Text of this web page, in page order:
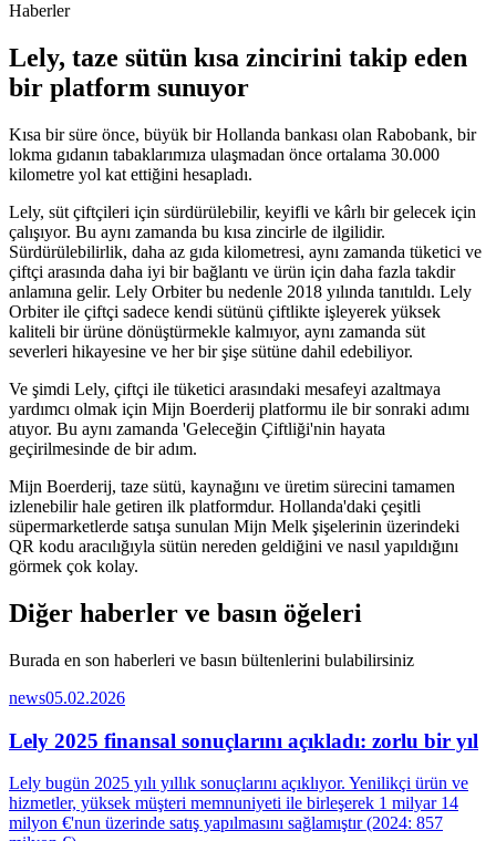
Haberler
Lely, taze sütün kısa zincirini takip eden
bir platform sunuyor
Kısa bir süre önce, büyük bir Hollanda bankası olan Rabobank, bir
lokma gıdanın tabaklarımıza ulaşmadan önce ortalama 30.000
kilometre yol kat ettiğini hesapladı.
Lely, süt çiftçileri için sürdürülebilir, keyifli ve kârlı bir gelecek için
çalışıyor. Bu aynı zamanda bu kısa zincirle de ilgilidir.
Sürdürülebilirlik, daha az gıda kilometresi, aynı zamanda tüketici ve
çiftçi arasında daha iyi bir bağlantı ve ürün için daha fazla takdir
anlamına gelir. Lely Orbiter bu nedenle 2018 yılında tanıtıldı. Lely
Orbiter ile çiftçi sadece kendi sütünü çiftlikte işleyerek yüksek
kaliteli bir ürüne dönüştürmekle kalmıyor, aynı zamanda süt
severleri hikayesine ve her bir şişe sütüne dahil edebiliyor.
Ve şimdi Lely, çiftçi ile tüketici arasındaki mesafeyi azaltmaya
yardımcı olmak için Mijn Boerderij platformu ile bir sonraki adımı
atıyor. Bu aynı zamanda 'Geleceğin Çiftliği'nin hayata
geçirilmesinde de bir adım.
Mijn Boerderij, taze sütü, kaynağını ve üretim sürecini tamamen
izlenebilir hale getiren ilk platformdur. Hollanda'daki çeşitli
süpermarketlerde satışa sunulan Mijn Melk şişelerinin üzerindeki
QR kodu aracılığıyla sütün nereden geldiğini ve nasıl yapıldığını
görmek çok kolay.
Diğer haberler ve basın öğeleri
Burada en son haberleri ve basın bültenlerini bulabilirsiniz
news05.02.2026
Lely 2025 finansal sonuçlarını açıkladı: zorlu bir yıl
Lely bugün 2025 yılı yıllık sonuçlarını açıklıyor. Yenilikçi ürün ve
hizmetler, yüksek müşteri memnuniyeti ile birleşerek 1 milyar 14
milyon €'nun üzerinde satış yapılmasını sağlamıştır (2024: 857